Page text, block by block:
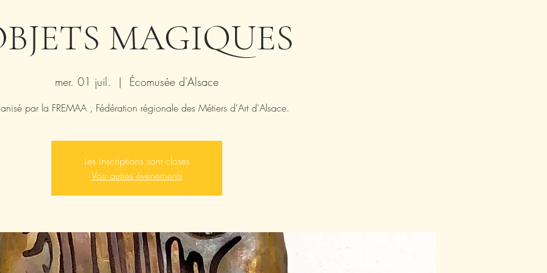
MAGIQUES
mer. 01 juil.
  |
Écomusée d'Alsace
par la FREMAA , Fédération régionale des Métiers d'Art d'Alsace.
Les inscriptions sont closes
Voir autres événements